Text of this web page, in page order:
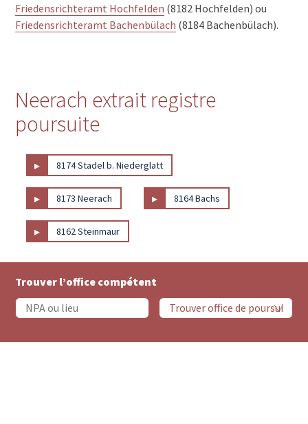
Friedensrichteramt Hochfelden (8182 Hochfelden) ou
Friedensrichteramt Bachenbülach (8184 Bachenbülach).
Neerach extrait registre
poursuite
▸ 8174 Stadel b. Niederglatt
▸ 8173 Neerach ▸ 8164 Bachs
▸ 8162 Steinmaur
Trouver l’office compétent